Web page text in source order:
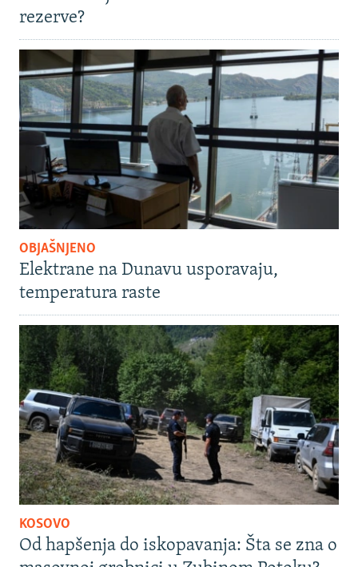
rezerve?
OBJAŠNJENO
Elektrane na Dunavu usporavaju,
temperatura raste
KOSOVO
Od hapšenja do iskopavanja: Šta se zna o